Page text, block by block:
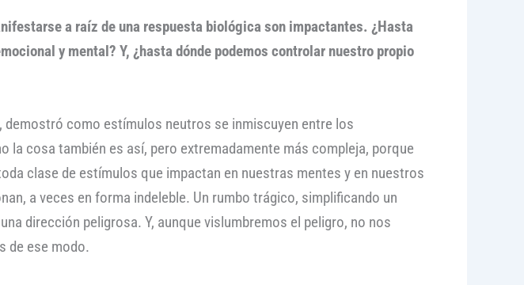
a raíz de una respuesta biológica son impactantes. ¿Hasta
y mental? Y, ¿hasta dónde podemos controlar nuestro propio
como estímulos neutros se inmiscuyen entre los
cosa también es así, pero extremadamente más compleja, porque
clase de estímulos que impactan en nuestras mentes y en nuestros
a veces en forma indeleble. Un rumbo trágico, simplificando un
dirección peligrosa. Y, aunque vislumbremos el peligro, no nos
de ese modo.